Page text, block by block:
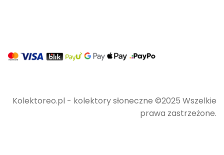
Kolektoreo.pl - kolektory słoneczne ©2025 Wszelkie
prawa zastrzeżone.